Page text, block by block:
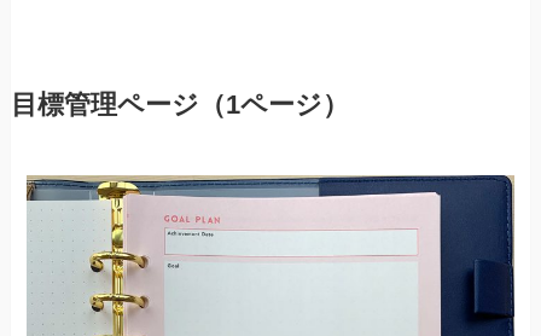
目標管理ページ（1ページ）